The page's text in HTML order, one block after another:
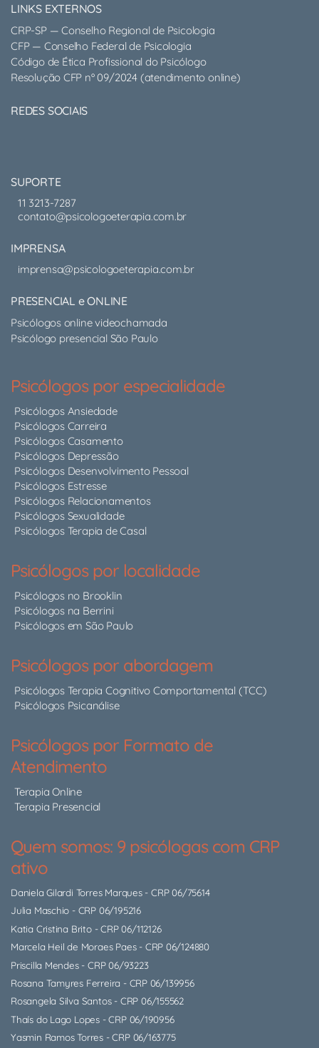
LINKS EXTERNOS
CRP-SP — Conselho Regional de Psicologia
CFP — Conselho Federal de Psicologia
Código de Ética Profissional do Psicólogo
Resolução CFP nº 09/2024 (atendimento online)
REDES SOCIAIS
SUPORTE
11 3213-7287
contato@psicologoeterapia.com.br
IMPRENSA
imprensa@psicologoeterapia.com.br
PRESENCIAL e ONLINE
Psicólogos online videochamada
Psicólogo presencial São Paulo
Psicólogos por especialidade
Psicólogos Ansiedade
Psicólogos Carreira
Psicólogos Casamento
Psicólogos Depressão
Psicólogos Desenvolvimento Pessoal
Psicólogos Estresse
Psicólogos Relacionamentos
Psicólogos Sexualidade
Psicólogos Terapia de Casal
Psicólogos por localidade
Psicólogos no Brooklin
Psicólogos na Berrini
Psicólogos em São Paulo
Psicólogos por abordagem
Psicólogos Terapia Cognitivo Comportamental (TCC)
Psicólogos Psicanálise
Psicólogos por Formato de
Atendimento
Terapia Online
Terapia Presencial
Quem somos: 9 psicólogas com CRP
ativo
Daniela Gilardi Torres Marques- CRP 06/75614
Julia Maschio - CRP 06/195216
Katia Cristina Brito- CRP 06/112126
Marcela Heil de Moraes Paes- CRP 06/124880
Priscilla Mendes- CRP 06/93223
Rosana Tamyres Ferreira - CRP 06/139956
Rosangela Silva Santos- CRP 06/155562
Thaís do Lago Lopes - CRP 06/190956
Yasmin Ramos Torres - CRP 06/163775